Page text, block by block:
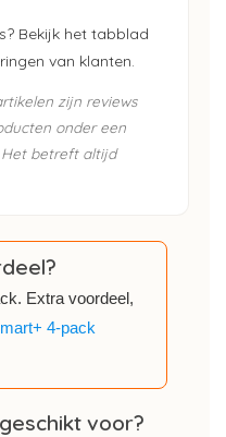
Bekijk het tabblad
van klanten.
zijn reviews
onder een
Het betreft altijd
Extra voordeel,
4-pack
voor?